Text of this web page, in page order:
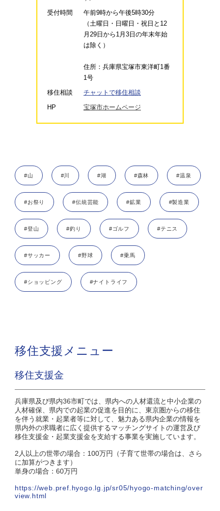
受付時間
午前9時から午後5時30分
（土曜日・日曜日・祝日と12
月29日から1月3日の年末年始
は除く）
住所：兵庫県宝塚市東洋町1番
1号
移住相談
チャットで移住相談
HP
宝塚市ホームページ
#山 #川 #湖 #森林 #温泉
#お祭り #伝統芸能 #鉱業 #製造業
#登山 #釣り #ゴルフ #テニス
#サッカー #野球 #乗馬
#ショッピング #ナイトライフ
移住支援メニュー
移住支援金
兵庫県及び県内36市町では、県内への人材還流と中小企業の
人材確保、県内での起業の促進を目的に、東京圏からの移住
を伴う就業・起業者等に対して、魅力ある県内企業の情報を
県内外の求職者に広く提供するマッチングサイトの運営及び
移住支援金・起業支援金を支給する事業を実施しています。
2人以上の世帯の場合：100万円（子育て世帯の場合は、さら
に加算がつきます）
単身の場合：60万円
https://web.pref.hyogo.lg.jp/sr05/hyogo-matching/over
view.html